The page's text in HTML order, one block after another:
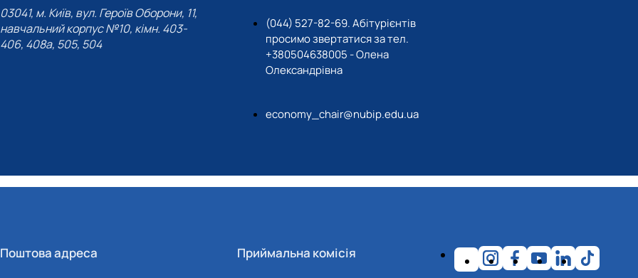
03041, м. Київ, вул. Героїв Оборони, 11,
навчальний корпус №10, кімн. 403-
406, 408a, 505, 504
(044) 527-82-69. Абітурієнтів
просимо звертатися за тел.
+380504638005 - Олена
Олександрівна
economy_chair@nubip.edu.ua
Поштова адреса Приймальна комісія